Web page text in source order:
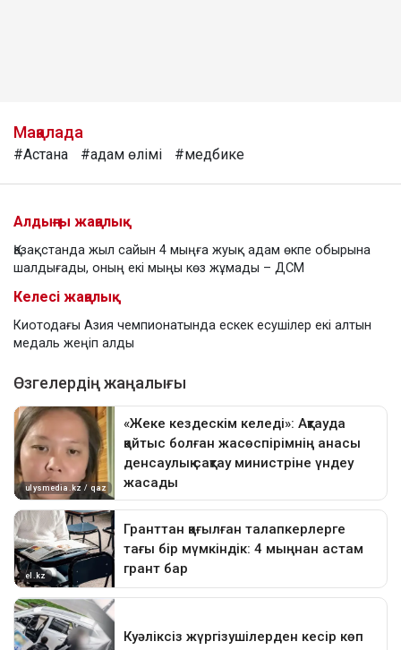
Мақалада
#Астана #адам өлімі #медбике
Алдыңғы жаңалық
Қазақстанда жыл сайын 4 мыңға жуық адам өкпе обырына
шалдығады, оның екі мыңы көз жұмады – ДСМ
Келесі жаңалық
Киотодағы Азия чемпионатында ескек есушілер екі алтын
медаль жеңіп алды